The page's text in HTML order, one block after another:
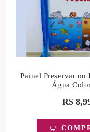
Painel Preservar ou
Água
R$